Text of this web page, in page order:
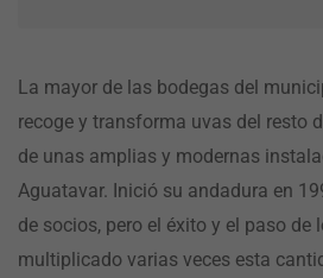
La mayor de las bodegas del
recoge y transforma uvas del resto
de unas amplias y modernas
Aguatavar. Inició su andadura en
de socios, pero el éxito y el paso de
multiplicado varias veces esta